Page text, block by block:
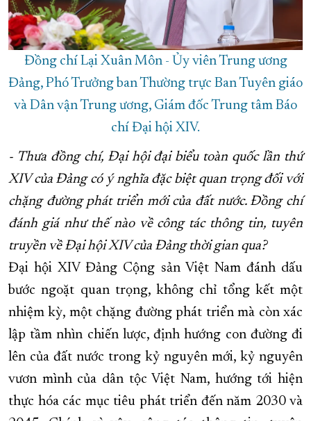
Đồng chí Lại Xuân Môn - Ủy viên Trung ương
Đảng, Phó Trưởng ban Thường trực Ban Tuyên giáo
và Dân vận Trung ương, Giám đốc Trung tâm Báo
chí Đại hội XIV.
- Thưa đồng chí, Đại hội đại biểu toàn quốc lần thứ
XIV của Đảng có ý nghĩa đặc biệt quan trọng đối với
chặng đường phát triển mới của đất nước. Đồng chí
đánh giá như thế nào về công tác thông tin, tuyên
truyền về Đại hội XIV của Đảng thời gian qua?
Đại hội XIV Đảng Cộng sản Việt Nam đánh dấu
bước ngoặt quan trọng, không chỉ tổng kết một
nhiệm kỳ, một chặng đường phát triển mà còn xác
lập tầm nhìn chiến lược, định hướng con đường đi
lên của đất nước trong kỷ nguyên mới, kỷ nguyên
vươn mình của dân tộc Việt Nam, hướng tới hiện
thực hóa các mục tiêu phát triển đến năm 2030 và